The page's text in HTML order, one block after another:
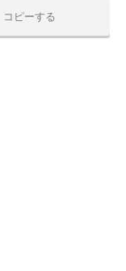
コピーする